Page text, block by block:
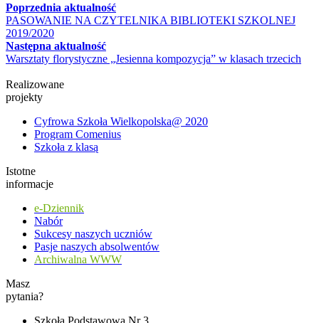
Poprzednia aktualność
PASOWANIE NA CZYTELNIKA BIBLIOTEKI SZKOLNEJ
2019/2020
Następna aktualność
Warsztaty florystyczne „Jesienna kompozycja” w klasach trzecich
Realizowane
projekty
Cyfrowa Szkoła Wielkopolska@ 2020
Program Comenius
Szkoła z klasą
Istotne
informacje
e-Dziennik
Nabór
Sukcesy naszych uczniów
Pasje naszych absolwentów
Archiwalna WWW
Masz
pytania?
Szkoła Podstawowa Nr 3